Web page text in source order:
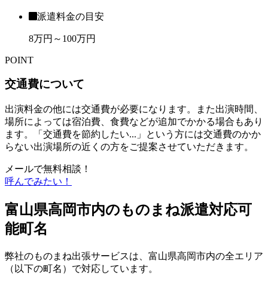
派遣料金の目安
8万円～100万円
POINT
交通費について
出演料金の他には交通費が必要になります。また出演時間、
場所によっては宿泊費、食費などが追加でかかる場合もあり
ます。「交通費を節約したい...」という方には交通費のかか
らない出演場所の近くの方をご提案させていただきます。
メールで無料相談！
呼んでみたい！
富山県高岡市内のものまね派遣対応可
能町名
弊社のものまね出張サービスは、富山県高岡市内の全エリア
（以下の町名）で対応しています。